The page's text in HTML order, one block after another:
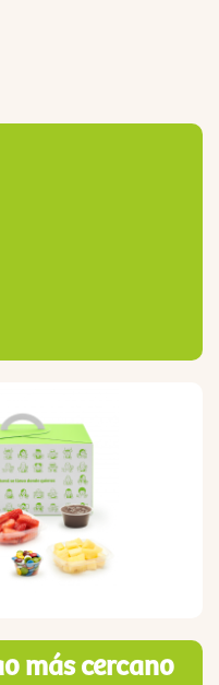
más cercano